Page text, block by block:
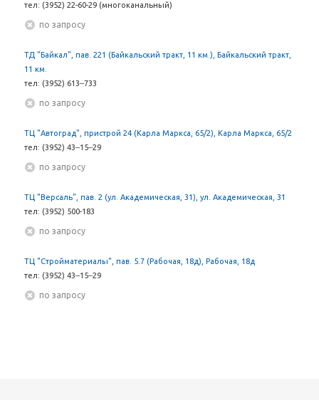
тел: (3952) 22-60-29 (многоканальный)
По запросу
ТД "Байкал", пав. 221 (Байкальский тракт, 11 км.), Байкальский тракт,
11 км.
тел: (3952) 613‒733
По запросу
ТЦ "Автоград", пристрой 24 (Карла Маркса, 65/2), Карла Маркса, 65/2
тел: (3952) 43‒15‒29
По запросу
ТЦ "Версаль", пав. 2 (ул. Академическая, 31), ул. Академическая, 31
тел: (3952) 500-183
По запросу
ТЦ "Стройматериалы", пав. 5.7 (Рабочая, 18д), Рабочая, 18д
тел: (3952) 43‒15‒29
По запросу